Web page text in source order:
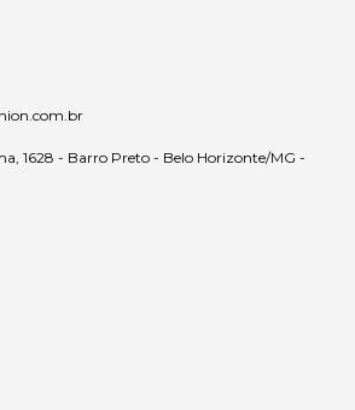
1628 - Barro Preto - Belo Horizonte/MG -